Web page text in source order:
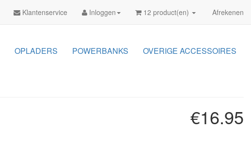
Klantenservice Inloggen 12 product(en) Afrekenen
OPLADERS POWERBANKS OVERIGE ACCESSOIRES
€16.95